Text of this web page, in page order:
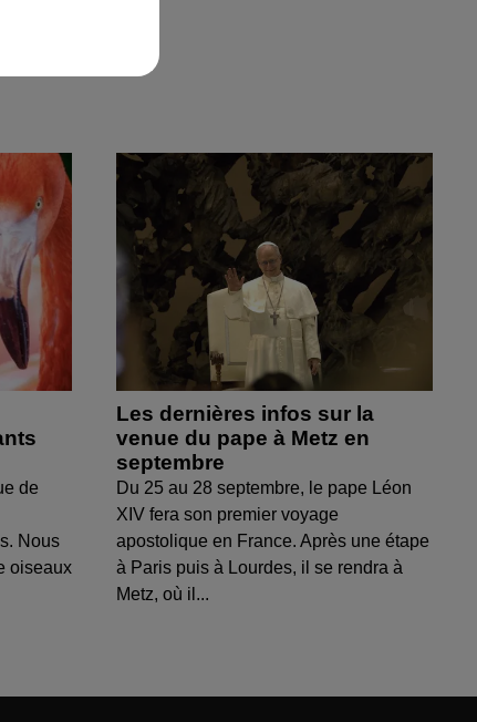
de
Nous
oiseaux
Les dernières infos sur la
venue du pape à Metz en
septembre
Du 25 au 28 septembre, le pape Léon
XIV fera son premier voyage
apostolique en France. Après une étape
à Paris puis à Lourdes, il se rendra à
Metz, où il...